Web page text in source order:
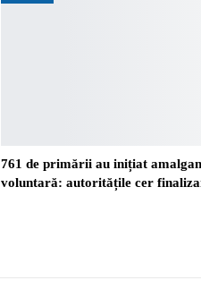
761 de primării au inițiat
voluntară: autoritățile cer